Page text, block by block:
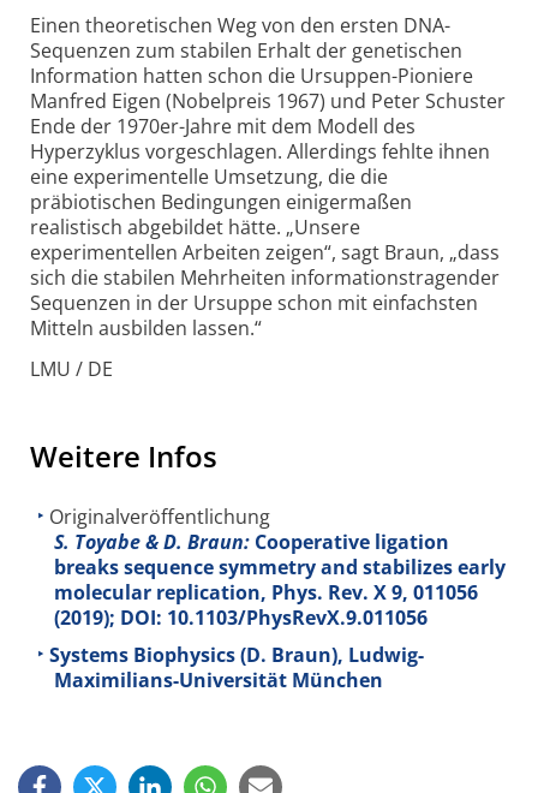
Einen theoretischen Weg von den ersten DNA-
Sequenzen zum stabilen Erhalt der genetischen
Information hatten schon die Ursuppen-Pioniere
Manfred Eigen (Nobelpreis 1967) und Peter Schuster
Ende der 1970er-Jahre mit dem Modell des
Hyperzyklus vorgeschlagen. Allerdings fehlte ihnen
eine experimentelle Umsetzung, die die
präbiotischen Bedingungen einigermaßen
realistisch abgebildet hätte. „Unsere
experimentellen Arbeiten zeigen“, sagt Braun, „dass
sich die stabilen Mehrheiten informationstragender
Sequenzen in der Ursuppe schon mit einfachsten
Mitteln ausbilden lassen.“
LMU / DE
Weitere Infos
Originalveröffentlichung
S. Toyabe & D. Braun: Cooperative ligation
breaks sequence symmetry and stabilizes early
molecular replication, Phys. Rev. X9, 011056
(2019); DOI: 10.1103/PhysRevX.9.011056
Systems Biophysics (D. Braun), Ludwig-
Maximilians-Universität München